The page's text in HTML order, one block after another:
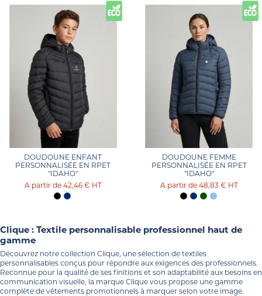
DOUDOUNE ENFANT
PERSONNALISÉE EN RPET
"IDAHO"
42,46 € HT
DOUDOUNE FEMME
PERSONNALISÉE EN RPET
"IDAHO"
48,83 € HT
Clique : Textile personnalisable professionnel haut de
gamme
Découvrez notre collection Clique, une sélection de textiles
personnalisables conçus pour répondre aux exigences des professionnels.
Reconnue pour la qualité de ses finitions et son adaptabilité aux besoins en
communication visuelle, la marque Clique vous propose une gamme
complète de vêtements promotionnels à marquer selon votre image.